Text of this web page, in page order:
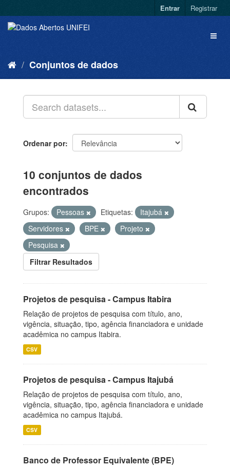
Entrar Registrar
Conjuntos de dados
Ordenar por
10 conjuntos de dados
encontrados
Grupos: Pessoas Etiquetas:
Itajubá
Servidores
BPE
Projeto
Pesquisa
Filtrar Resultados
Projetos de pesquisa - Campus Itabira
Relação de projetos de pesquisa com título, ano,
vigência, situação, tipo, agência financiadora e unidade
acadêmica no campus Itabira.
CSV
Projetos de pesquisa - Campus Itajubá
Relação de projetos de pesquisa com título, ano,
vigência, situação, tipo, agência financiadora e unidade
acadêmica no campus Itajubá.
CSV
Banco de Professor Equivalente (BPE)